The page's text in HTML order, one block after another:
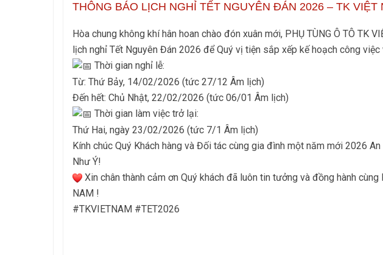
THÔNG BÁO LỊCH NGHỈ TẾT NGUYÊN ĐÁN 2026 – TK VIỆT
Hòa chung không khí hân hoan chào đón xuân mới, PHỤ TÙNG Ô TÔ TK
lịch nghỉ Tết Nguyên Đán 2026 để Quý vị tiện sắp xếp kế hoạch công việc
Thời gian nghỉ lễ:
Từ: Thứ Bảy, 14/02/2026 (tức 27/12 Âm lịch)
Đến hết: Chủ Nhật, 22/02/2026 (tức 06/01 Âm lịch)
Thời gian làm việc trở lại:
Thứ Hai, ngày 23/02/2026 (tức 7/1 Âm lịch)
Kính chúc Quý Khách hàng và Đối tác cùng gia đình một năm mới 2026
Như Ý!
Xin chân thành cảm ơn Quý khách đã luôn tin tưởng và đồng hành cùng
NAM !
#TKVIETNAM #TET2026